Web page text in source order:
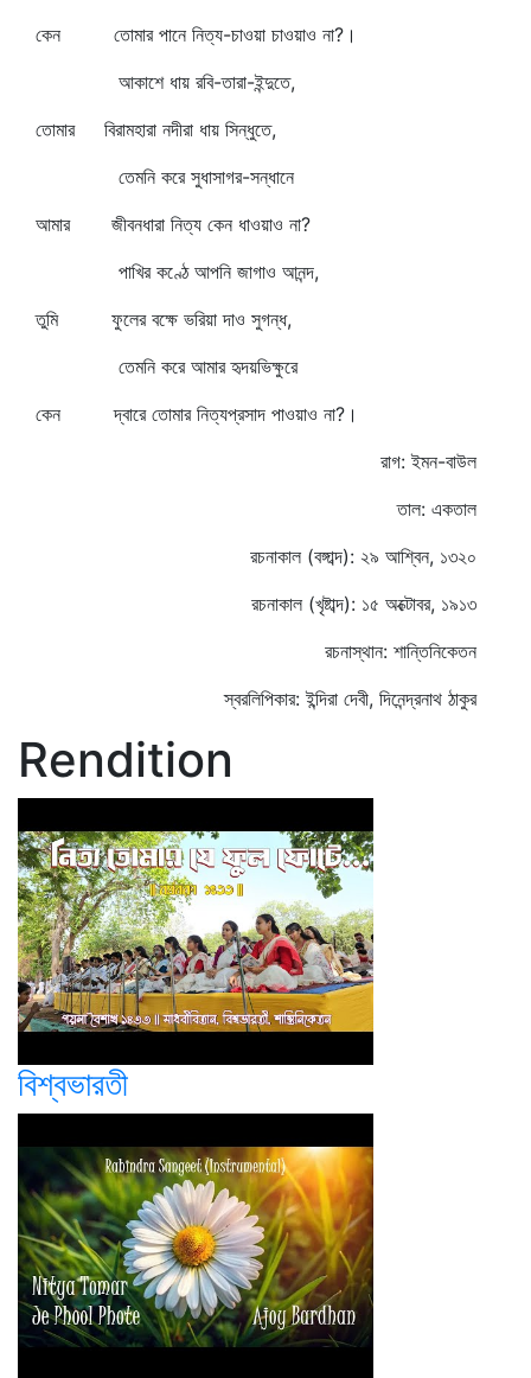
কেন তোমার পানে নিত্য-চাওয়া চাওয়াও না?।
আকাশে ধায় রবি-তারা-ইন্দুতে,
তোমার বিরামহারা নদীরা ধায় সিন্ধুতে,
তেমনি করে সুধাসাগর-সন্ধানে
আমার জীবনধারা নিত্য কেন ধাওয়াও না?
পাখির কণ্ঠে আপনি জাগাও আনন্দ,
তুমি ফুলের বক্ষে ভরিয়া দাও সুগন্ধ,
তেমনি করে আমার হৃদয়ভিক্ষুরে
কেন দ্বারে তোমার নিত্যপ্রসাদ পাওয়াও না?।
রাগ: ইমন-বাউল
তাল: একতাল
রচনাকাল (বঙ্গাব্দ): ২৯ আশ্বিন, ১৩২০
রচনাকাল (খৃষ্টাব্দ): ১৫ অক্টোবর, ১৯১৩
রচনাস্থান: শান্তিনিকেতন
স্বরলিপিকার: ইন্দিরা দেবী, দিনেন্দ্রনাথ ঠাকুর
Rendition
বিশ্বভারতী